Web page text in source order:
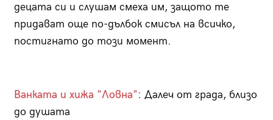
децата си и слушам смеха им, защото те
придават още по-дълбок смисъл на всичко,
постигнато до този момент.
Ванката и хижа "Ловна": Далеч от града, близо
до душата